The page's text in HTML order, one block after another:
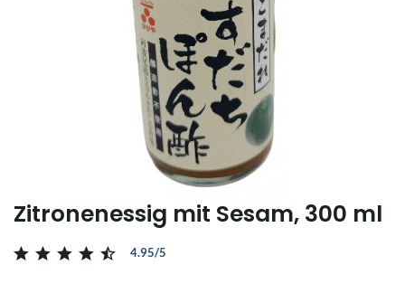
Zitronenessig mit Sesam, 300 ml
4.95/5